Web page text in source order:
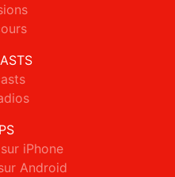
iPhone
Android